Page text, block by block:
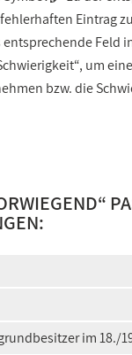
Eintrag
entsprechende Feld
um
bzw. die
“
im 18./